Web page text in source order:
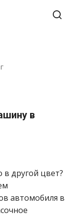
в
в другой цвет?
автомобиля в